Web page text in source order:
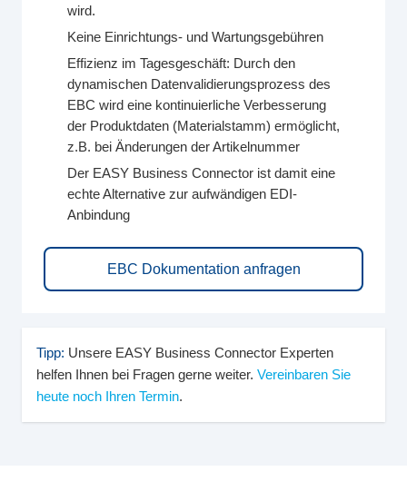
wird.
Keine Einrichtungs- und Wartungsgebühren
Effizienz im Tagesgeschäft: Durch den
dynamischen Datenvalidierungsprozess des
EBC wird eine kontinuierliche Verbesserung
der Produktdaten (Materialstamm) ermöglicht,
z.B. bei Änderungen der Artikelnummer
Der EASY Business Connector ist damit eine
echte Alternative zur aufwändigen EDI-
Anbindung
EBC Dokumentation anfragen
Tipp: Unsere EASY Business Connector Experten
helfen Ihnen bei Fragen gerne weiter. Vereinbaren Sie
heute noch Ihren Termin.